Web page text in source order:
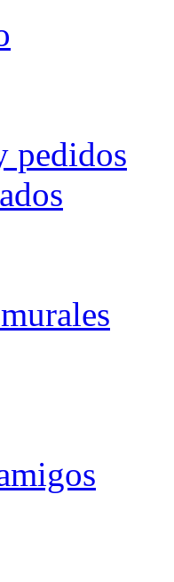
pedidos